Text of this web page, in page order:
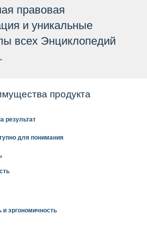
правовая
и уникальные
всех Энциклопедий
продукта
результат
для понимания
и эргономичность